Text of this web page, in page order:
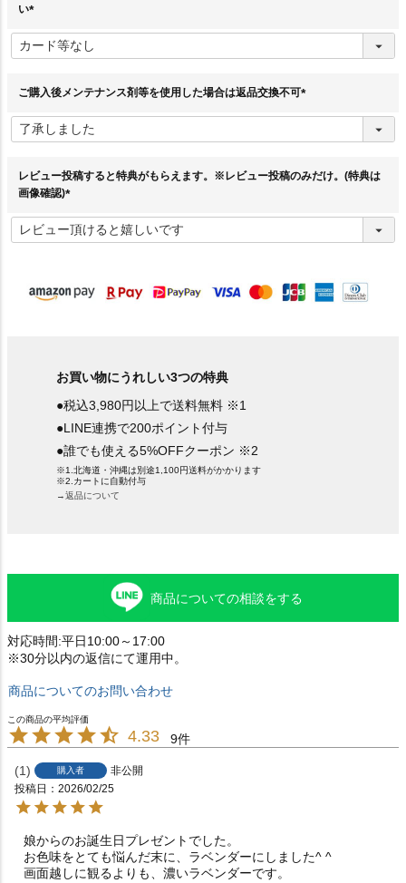
い
必
須
ご購入後メンテナンス剤等を使用した場合は返品交換不可
須
レビュー投稿すると特典がもらえます。※レビュー投稿のみだけ。(特典は
画像確認)
必
須
お買い物にうれしい3つの特典
●税込3,980円以上で送料無料 ※1
●LINE連携で200ポイント付与
●誰でも使える5%OFFクーポン ※2
※1.北海道・沖縄は別途1,100円送料がかかります
※2.カートに自動付与
→返品について
商品についての相談をする
対応時間:平日10:00～17:00
※30分以内の返信にて運用中。
商品についてのお問い合わせ
4.33 9
1 購入者
非公開
投稿日
2026/02/25
娘からのお誕生日プレゼントでした。
お色味をとても悩んだ末に、ラベンダーにしました^ ^
画面越しに観るよりも、濃いラベンダーです。